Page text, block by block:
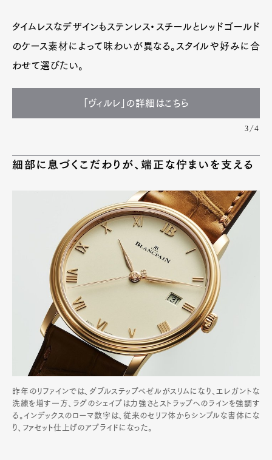
タイムレスなデザインもステンレス・スチールとレッドゴールド
のケース素材によって味わいが異なる。スタイルや好みに合
わせて選びたい。
「ヴィルレ」の詳細はこちら
3/4
細部に息づくこだわりが、端正な佇まいを支える
昨年のリファインでは、ダブルステップベゼルがスリムになり、エレガントな
洗練を増す一方、ラグのシェイプは力強さとストラップへのラインを強調す
る。インデックスのローマ数字は、従来のセリフ体からシンプルな書体にな
り、ファセット仕上げのアプライドになった。